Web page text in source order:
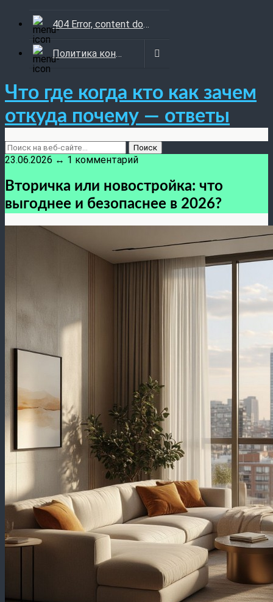
404 Error, content does not exist anymore
Политика конфиденциальности
Что где когда кто как зачем
откуда почему — ответы
23.06.2026 ↔ 1 комментарий
Вторичка или новостройка: что
выгоднее и безопаснее в 2026?